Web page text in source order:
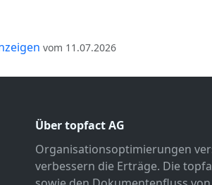
vom 11.07.2026
Über topfact AG
Organisationsoptimierungen
verbessern die Erträge. Die